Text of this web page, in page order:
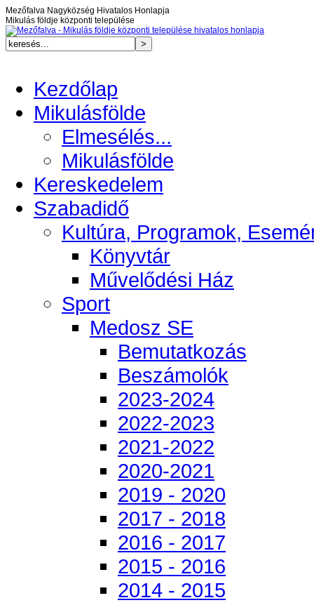
Mezőfalva Nagyközség Hivatalos Honlapja
Mikulás földje központi települése
Kezdőlap
Mikulásfölde
Elmesélés...
Mikulásfölde
Kereskedelem
Szabadidő
Kultúra, Programok,
Könyvtár
Művelődési Ház
Sport
Medosz SE
Bemutatkozás
Beszámolók
2023-2024
2022-2023
2021-2022
2020-2021
2019 - 2020
2017 - 2018
2016 - 2017
2015 - 2016
2014 - 2015